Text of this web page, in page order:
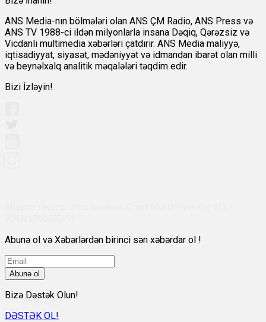
ANS Media-nın bölmələri olan ANS ÇM Radio, ANS Press və
ANS TV 1988-ci ildən milyonlarla insana Dəqiq, Qərəzsiz və
Vicdanlı multimedia xəbərləri çatdırır. ANS Media maliyyə,
iqtisadiyyat, siyasət, mədəniyyət və idmandan ibarət olan milli
və beynəlxalq analitik məqalələri təqdim edir.
Bizi İzləyin!
Abunə ol və Xəbərlərdən birinci sən xəbərdar ol !
Abunə ol
Bizə Dəstək Olun!
DƏSTƏK OL!